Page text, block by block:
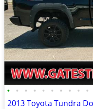
• • • • • • • • • •